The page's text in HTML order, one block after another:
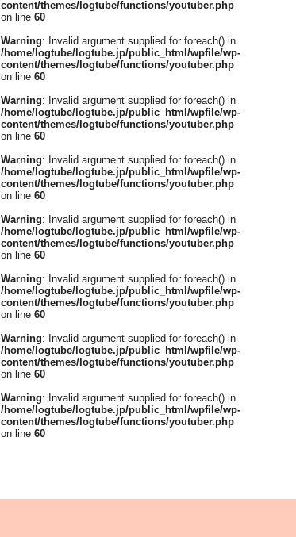
content/themes/logtube/functions/youtuber.php
on line 60
Warning: Invalid argument supplied for foreach() in
/home/logtube/logtube.jp/public_html/wpfile/wp-
content/themes/logtube/functions/youtuber.php
on line 60
Warning: Invalid argument supplied for foreach() in
/home/logtube/logtube.jp/public_html/wpfile/wp-
content/themes/logtube/functions/youtuber.php
on line 60
Warning: Invalid argument supplied for foreach() in
/home/logtube/logtube.jp/public_html/wpfile/wp-
content/themes/logtube/functions/youtuber.php
on line 60
Warning: Invalid argument supplied for foreach() in
/home/logtube/logtube.jp/public_html/wpfile/wp-
content/themes/logtube/functions/youtuber.php
on line 60
Warning: Invalid argument supplied for foreach() in
/home/logtube/logtube.jp/public_html/wpfile/wp-
content/themes/logtube/functions/youtuber.php
on line 60
Warning: Invalid argument supplied for foreach() in
/home/logtube/logtube.jp/public_html/wpfile/wp-
content/themes/logtube/functions/youtuber.php
on line 60
Warning: Invalid argument supplied for foreach() in
/home/logtube/logtube.jp/public_html/wpfile/wp-
content/themes/logtube/functions/youtuber.php
on line 60